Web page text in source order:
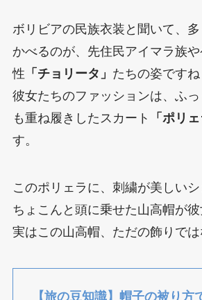
ボリビアの民族衣装と聞いて、
かべるのが、先住民アイマラ族
性 「チョリータ」 たちの姿ですね
彼女たちのファッションは、ふ
も重ね履きしたスカート
「ポリェ
す。
このポリェラに、刺繍が美しい
ちょこんと頭に乗せた山高帽が彼
実はこの山高帽、ただの飾りでは
【旅の豆知識】帽子の被り方